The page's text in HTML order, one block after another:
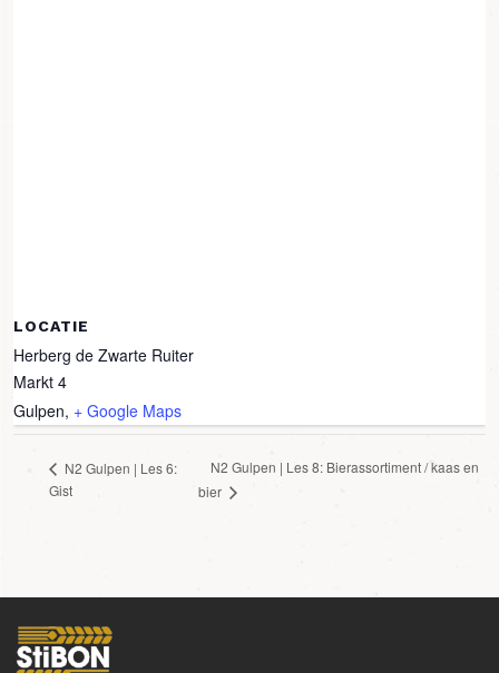
LOCATIE
Herberg de Zwarte Ruiter
Markt 4
Gulpen, + Google Maps
N2 Gulpen | Les 6:
Gist
N2 Gulpen | Les 8: Bierassortiment / kaas en
bier